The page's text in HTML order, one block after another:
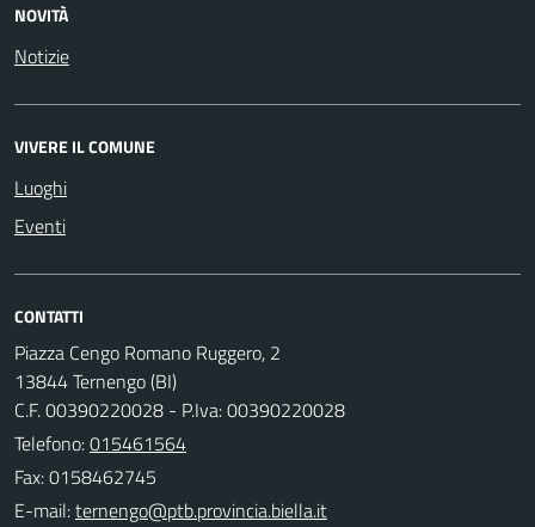
NOVITÀ
Notizie
VIVERE IL COMUNE
Luoghi
Eventi
CONTATTI
Piazza Cengo Romano Ruggero, 2
13844 Ternengo (BI)
C.F. 00390220028 - P.Iva: 00390220028
Telefono:015461564
Fax: 0158462745
E-mail: